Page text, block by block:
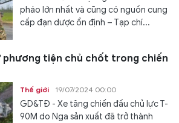
pháo lớn nhất và cũng có nguồn cung
cấp đạn dược ổn định – Tạp chí...
phương tiện chủ chốt trong chiến
Thế giới 19/07/2024 00:00
GD&TĐ - Xe tăng chiến đấu chủ lực T-
90M do Nga sản xuất đã trở thành